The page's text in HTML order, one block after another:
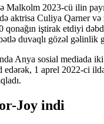
Malkolm 2023-cü ilin
aktrisa Culiya Qarner
qonağın iştirak etdiyi
duvaqlı gözəl gəlinlik
Anya sosial mediada
edərək, 1 aprel 2022-ci
Joy indi